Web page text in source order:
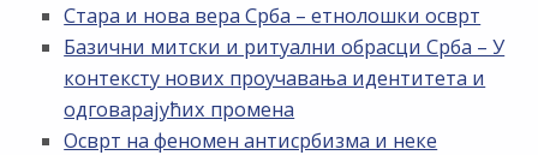
Стара и нова вера Срба – етнолошки осврт
Базични митски и ритуални обрасци Срба – У
контексту нових проучавања идентитета и
одговарајућих промена
Осврт на феномен антисрбизма и неке